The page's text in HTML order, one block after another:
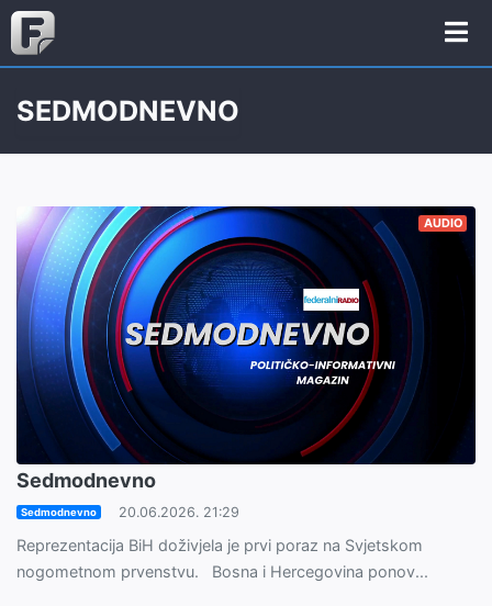
SEDMODNEVNO
AUDIO
Sedmodnevno
Sedmodnevno 20.06.2026. 21:29
Reprezentacija BiH doživjela je prvi poraz na Svjetskom
nogometnom prvenstvu. Bosna i Hercegovina ponov...